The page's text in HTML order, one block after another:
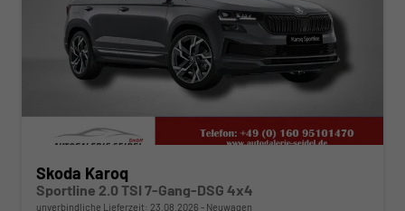
Skoda Karoq
Sportline 2.0 TSI 7-Gang-DSG 4x4
unverbindliche Lieferzeit: 23.08.2026 Neuwagen